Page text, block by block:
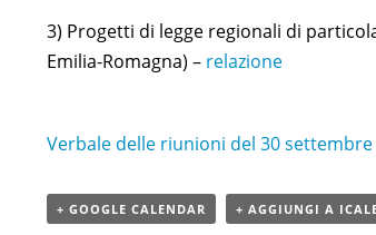
3) Progetti di legge regionali di
Emilia-Romagna) – relazione
Verbale delle riunioni del 30
+ GOOGLE CALENDAR + AGGIUNGI A